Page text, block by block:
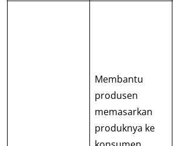
Membantu
produsen
memasarkan
produknya ke